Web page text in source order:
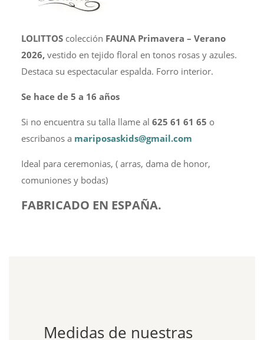
LOLITTOScolección FAUNA Primavera – Verano
2026, vestido en tejido floral en tonos rosas y azules.
Destaca su espectacular espalda. Forro interior.
Se hace de 5 a 16 años
Si no encuentra su talla llame al 625 61 61 65 o
escribanos a mariposaskids@gmail.com
Ideal para ceremonias, ( arras, dama de honor,
comuniones y bodas)
FABRICADO EN ESPAÑA.
Medidas de nuestras